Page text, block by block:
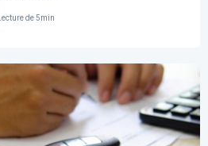
Lecture de 5min